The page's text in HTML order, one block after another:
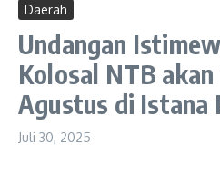
Daerah
Undangan
Kolosal NTB akan
Agustus di Istana
Juli 30, 2025